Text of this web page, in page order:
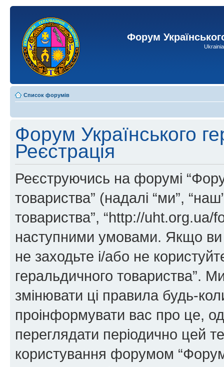
Форум
Список форумів
Форум Українського
Реєстрація
Реєструючись на форумі
товариства” (надалі “ми”,
товариства”, “http://uht.org.ua/
наступними умовами. Якщо ви
не заходьте і/або не
геральдичного товариства”.
змінювати ці правила будь-
проінформувати вас про це,
переглядати періодично цей
користування форумом